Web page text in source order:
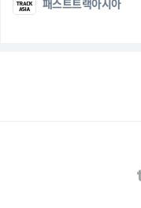
패스트트랙아시아